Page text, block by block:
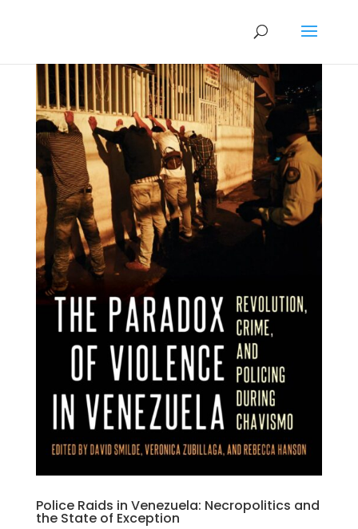
Police Raids in Venezuela: Necropolitics and
the State of Exception